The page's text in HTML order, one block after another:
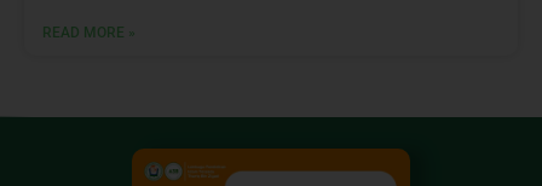
READ MORE »